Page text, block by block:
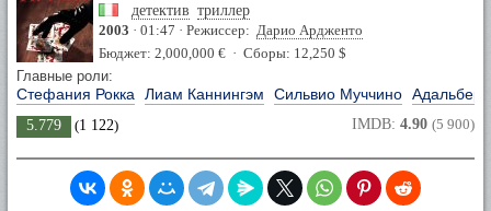
детектив триллер
2003 · 01:47 · Режиссер: Дарио Ардженто
Бюджет: 2,000,000 € · Сборы: 12,250 $
Главные роли:
Стефания Рокка Лиам Каннингэм Сильвио Муччино
5.779 (1 122) IMDB: 4.90 (5 900)